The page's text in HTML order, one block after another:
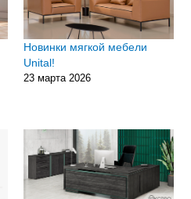
Новинки мягкой мебели
Unital!
23 марта 2026